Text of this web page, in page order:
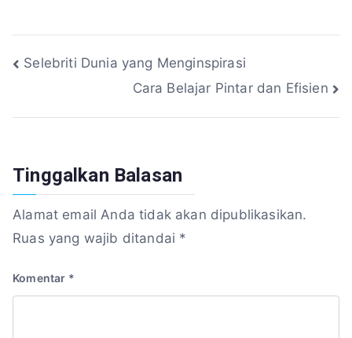
Navigasi
Selebriti Dunia yang Menginspirasi
Cara Belajar Pintar dan Efisien
Tinggalkan Balasan
Alamat email Anda tidak akan dipublikasikan.
Ruas yang wajib ditandai *
Komentar *